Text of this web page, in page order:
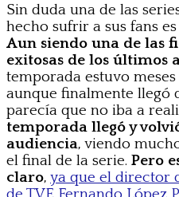
Sin duda una de las
hecho sufrir a sus fans es
Aun siendo una de las
exitosas de los últimos
temporada estuvo
aunque finalmente llegó
parecía que no iba a
temporada llegó y
audiencia, viendo
el final de la serie. Pero
claro, ya que el director